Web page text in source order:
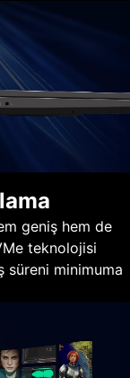
geniş hem de
teknolojisi
süreni minimuma